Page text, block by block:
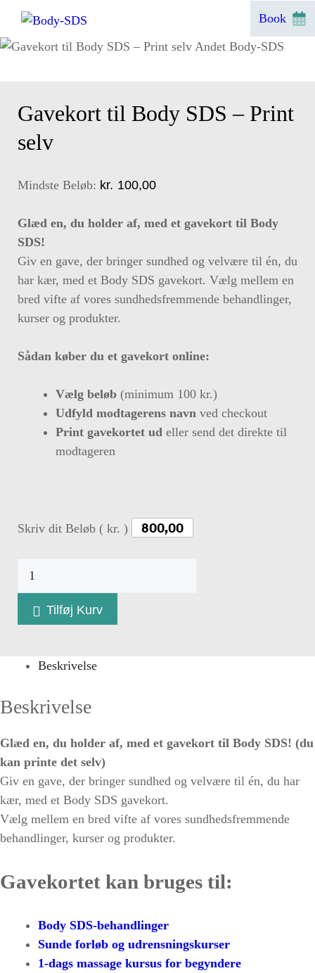
indhold
Book
Gavekort til Body SDS – Print
selv
Mindste Beløb: kr. 100,00
Glæd en, du holder af, med et gavekort til Body
SDS!
Giv en gave, der bringer sundhed og velvære til én, du
har kær, med et Body SDS gavekort. Vælg mellem en
bred vifte af vores sundhedsfremmende behandlinger,
kurser og produkter.
Sådan køber du et gavekort online:
Vælg beløb (minimum 100 kr.)
Udfyld modtagerens navn ved checkout
Print gavekortet ud eller send det direkte til
modtageren
Skriv dit Beløb ( kr. )
Body
SDS
Print
antal
Tilføj Kurv
Beskrivelse
Beskrivelse
Glæd en, du holder af, med et gavekort til Body SDS! (du
kan printe det selv)
Giv en gave, der bringer sundhed og velvære til én, du har
kær, med et Body SDS gavekort.
Vælg mellem en bred vifte af vores sundhedsfremmende
behandlinger, kurser og produkter.
Gavekortet kan bruges til:
Body SDS-behandlinger
Sunde forløb og udrensningskurser
1-dags massage kursus for begyndere